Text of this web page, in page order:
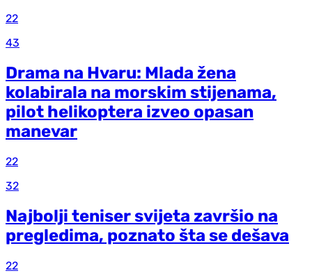
22
43
Drama na Hvaru: Mlada žena
kolabirala na morskim stijenama,
pilot helikoptera izveo opasan
manevar
22
32
Najbolji teniser svijeta završio na
pregledima, poznato šta se dešava
22